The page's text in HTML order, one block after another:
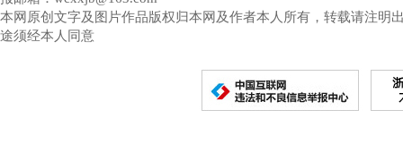
本网原创文字及图片作品版权归本网及作者本人所有，转载请注明
途须经本人同意